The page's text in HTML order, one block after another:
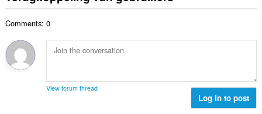
Comments: 0
View forum thread
Log in to post